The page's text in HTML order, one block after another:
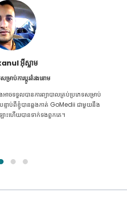
អ៊ីស្លាម
ម្រាប់ការប្តូរតំរងនោម
ាច​ទទួល​បាន​ការ​ព្យាបាល​គ្រប់​ប្រភេទ​សម្រាប់​
ន្ទាប់ពីខ្ញុំបានឆ្លងកាត់ GoMedii ជាមួយនឹង
ហើយបានទាក់ទងពួកគេ។